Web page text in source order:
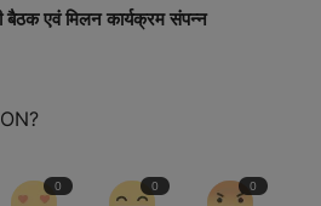
बैठक एवं मिलन कार्यक्रम संपन्न
0 0 0